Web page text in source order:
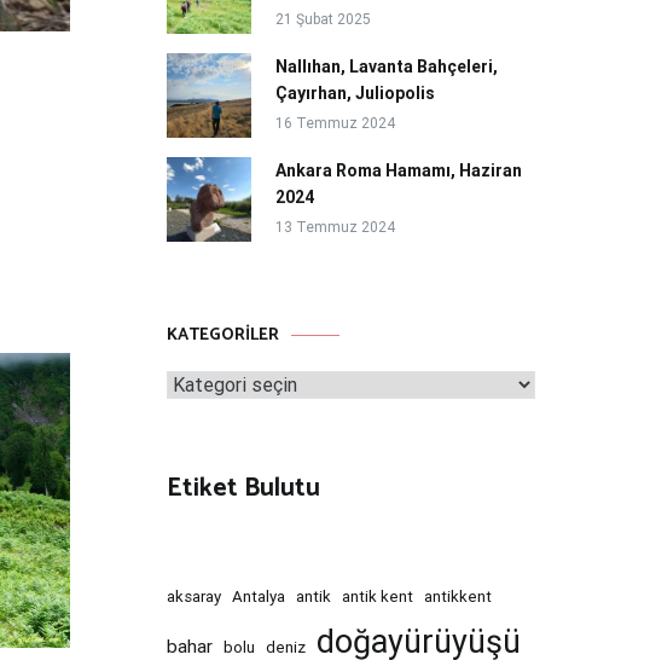
21 Şubat 2025
Nallıhan, Lavanta Bahçeleri,
Çayırhan, Juliopolis
16 Temmuz 2024
Ankara Roma Hamamı, Haziran
2024
13 Temmuz 2024
KATEGORILER
Kategoriler
Etiket Bulutu
aksaray Antalya antik antik kent antikkent
bahar bolu deniz doğayürüyüşü